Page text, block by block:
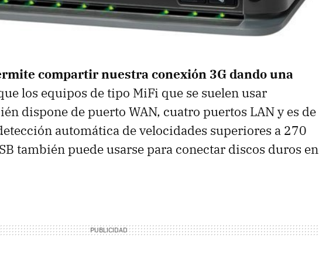
compartir nuestra conexión 3G dando una
los equipos de tipo MiFi que se suelen usar
dispone de puerto WAN, cuatro puertos LANy es de
automática de velocidades superiores a 270
también puede usarse para conectar discos duros en